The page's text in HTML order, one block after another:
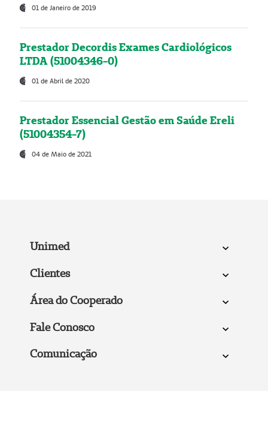
01 de Janeiro de 2019
Prestador Decordis Exames Cardiológicos
LTDA (51004346-0)
01 de Abril de 2020
Prestador Essencial Gestão em Saúde Ereli
(51004354-7)
04 de Maio de 2021
Unimed
Clientes
Área do Cooperado
Fale Conosco
Comunicação